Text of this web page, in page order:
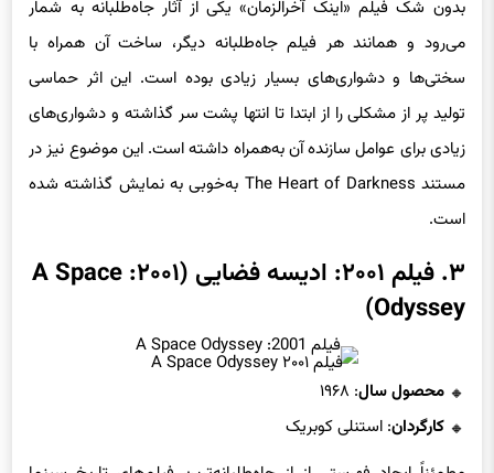
بدون شک فیلم «اینک آخرالزمان» یکی از آثار جاه‌طلبانه به شمار
می‌رود و همانند هر فیلم جاه‌طلبانه دیگر، ساخت آن همراه با
سختی‌ها و دشواری‌های بسیار زیادی بوده است. این اثر حماسی
تولید پر از مشکلی را از ابتدا تا انتها پشت سر گذاشته و دشواری‌های
زیادی برای عوامل سازنده آن به‌همراه داشته است. این موضوع نیز در
مستند The Heart of Darkness به‌خوبی به نمایش گذاشته شده
است.
۳. فیلم ۲۰۰۱: ادیسه فضایی (۲۰۰۱: A Space
Odyssey)
فیلم ۲۰۰۱ A Space Odyssey
محصول سال: ۱۹۶۸
کارگردان: استنلی کوبریک